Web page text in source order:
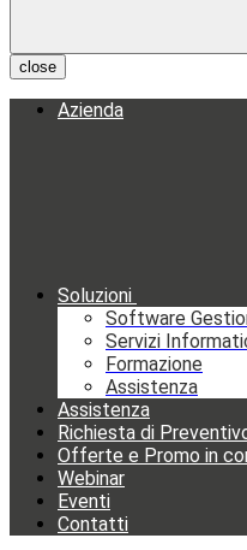
close
Azienda
Soluzioni
Software
Servizi
Formazione
Assistenza
Assistenza
Richiesta di
Offerte e Promo in
Webinar
Eventi
Contatti